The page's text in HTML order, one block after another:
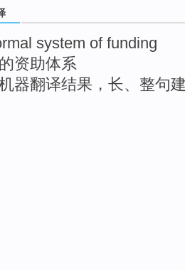
system of funding
资助体系
器翻译结果，长、整句